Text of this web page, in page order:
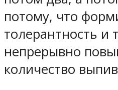
потому, что
толерантность и
непрерывно
количество